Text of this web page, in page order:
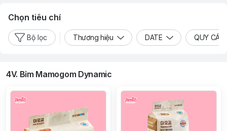
Chọn tiêu chí
Bộ lọc Thương hiệu DATE QUY
4V. Bỉm Mamogom Dynamic